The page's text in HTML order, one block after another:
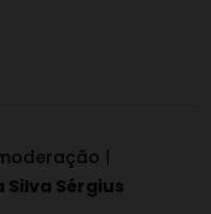
|
Sérgius